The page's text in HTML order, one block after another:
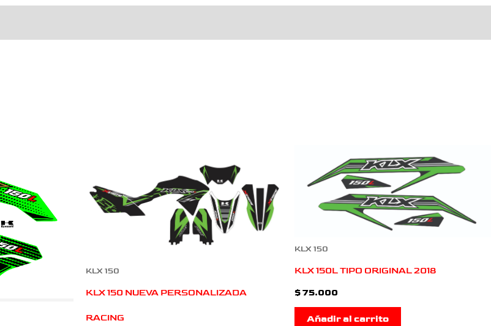
KLX 150
KLX 150 NUEVA PERSONALIZADA
RACING
KLX 150
KLX 150L TIPO ORIGINAL 2018
$75.000
Añadir al carrito